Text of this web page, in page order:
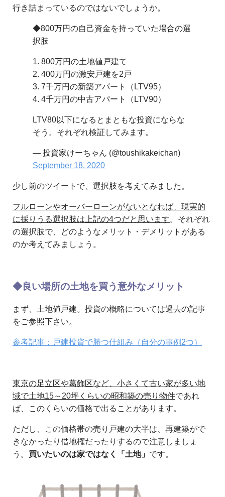
行き詰まっているのではないでしょうか。
◆800万円の自己資金を持っていた場合の選
択肢
1. 800万円の土地値戸建て
2. 400万円の激安戸建を2戸
3. 7千万円の新築アパート（LTV95）
4. 4千万円の中古アパート（LTV90）
LTV80以下になるとまともな投資にならな
そう。それぞれ検証してみます。
— 投資家けーちゃん (@toushikakeichan)
September 18, 2020
少し前のツイートで、選択肢を考えてみました。
フルローンやオーバーローンがないとなれば、現実的
に採りうる選択肢は上記の4つだと思います。それぞれ
の選択肢で、どのようなメリット・デメリットがある
のか考えてみましょう。
◆良い場所の土地を買う意外なメリット
まず、土地値戸建。投資の概略については過去の記事
をご参照下さい。
参考記事：戸建投資で勝つ仕組み（自分の事例2つ）
東京の足立区や葛飾区など、小さくて古い家が多い地
域で土地15～20坪くらいの昭和築の売り物件であれ
ば、このくらいの価格で出ることがあります。
ただし、この価格帯の売り戸建の大半は、再建築がで
きなかったり借地権だったりするので注意しましょ
う。 買いたいのは家ではなく「土地」 です。